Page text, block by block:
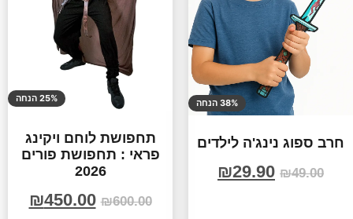
38% הנחה
חרב ספוג נינג'ה לילדים
₪49.00
₪29.90
25% הנחה
תחפושת לוחם ויקינג
פראי : תחפושת פורים
2026
₪600.00
₪450.00